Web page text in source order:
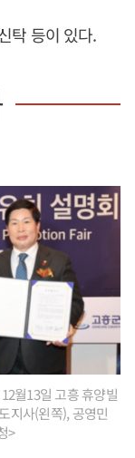
탁 등이 있다.
월13일 고흥 휴양빌
지사(왼쪽), 공영민
>